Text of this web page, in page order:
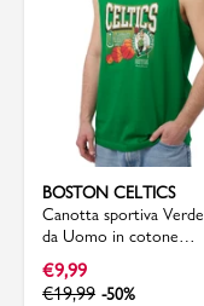
BOSTON CELTICS
Canotta sportiva Verde
da Uomo in cotone
Boston Celtics e Jayson
Tatum NBA
€9,99
€19,99 -50%